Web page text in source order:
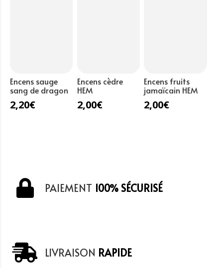
Encens sauge
sang de dragon
2,20€
Encens cèdre
HEM
2,00€
Encens fruits
jamaïcain HEM
2,00€
PAIEMENT 100% SÉCURISÉ
LIVRAISON RAPIDE